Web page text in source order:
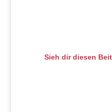
Sieh dir diesen